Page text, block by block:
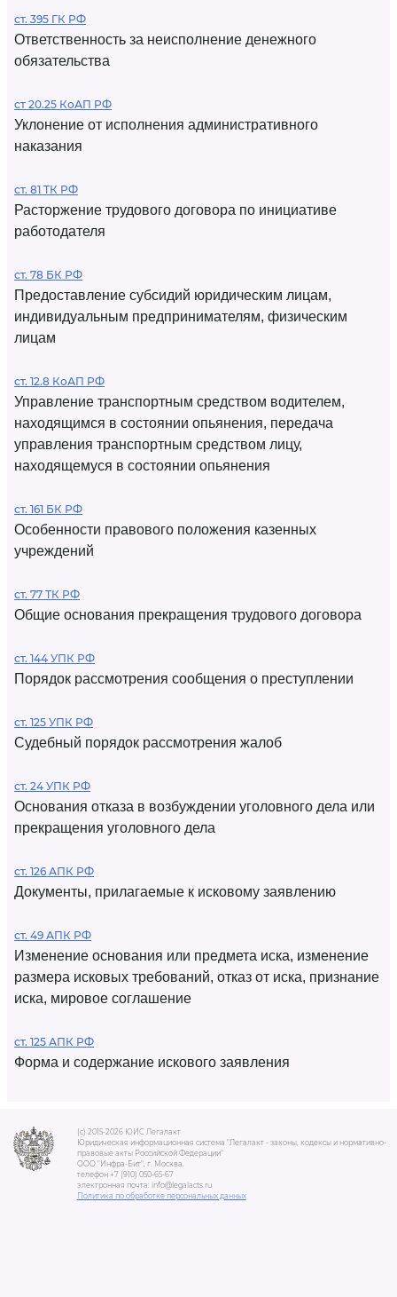
ст. 395 ГК РФ
Ответственность за неисполнение денежного
обязательства
ст 20.25 КоАП РФ
Уклонение от исполнения административного
наказания
ст. 81 ТК РФ
Расторжение трудового договора по инициативе
работодателя
ст. 78 БК РФ
Предоставление субсидий юридическим лицам,
индивидуальным предпринимателям, физическим
лицам
ст. 12.8 КоАП РФ
Управление транспортным средством водителем,
находящимся в состоянии опьянения, передача
управления транспортным средством лицу,
находящемуся в состоянии опьянения
ст. 161 БК РФ
Особенности правового положения казенных
учреждений
ст. 77 ТК РФ
Общие основания прекращения трудового договора
ст. 144 УПК РФ
Порядок рассмотрения сообщения о преступлении
ст. 125 УПК РФ
Судебный порядок рассмотрения жалоб
ст. 24 УПК РФ
Основания отказа в возбуждении уголовного дела или
прекращения уголовного дела
ст. 126 АПК РФ
Документы, прилагаемые к исковому заявлению
ст. 49 АПК РФ
Изменение основания или предмета иска, изменение
размера исковых требований, отказ от иска, признание
иска, мировое соглашение
ст. 125 АПК РФ
Форма и содержание искового заявления
(c) 2015-2026 ЮИС Легалакт
Юридическая информационная система "Легалакт - законы, кодексы и нормативно-
правовые акты Российской Федерации"
ООО "Инфра-Бит", г. Москва.
телефон +7 (910) 050-65-67
электронная почта: info@legalacts.ru
Политика по обработке персональных данных